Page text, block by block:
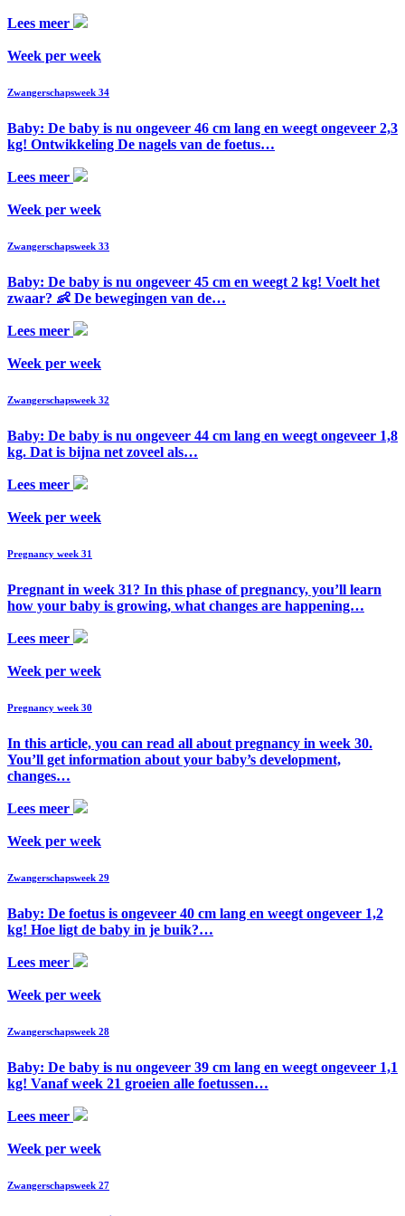
Lees meer
Week per week
Zwangerschapsweek 34
Baby: De baby is nu ongeveer 46 cm lang en weegt ongeveer 2,3
kg! Ontwikkeling De nagels van de foetus…
Lees meer
Week per week
Zwangerschapsweek 33
Baby: De baby is nu ongeveer 45 cm en weegt 2 kg! Voelt het
zwaar? 👶 De bewegingen van de…
Lees meer
Week per week
Zwangerschapsweek 32
Baby: De baby is nu ongeveer 44 cm lang en weegt ongeveer 1,8
kg. Dat is bijna net zoveel als…
Lees meer
Week per week
Pregnancy week 31
Pregnant in week 31? In this phase of pregnancy, you’ll learn
how your baby is growing, what changes are happening…
Lees meer
Week per week
Pregnancy week 30
In this article, you can read all about pregnancy in week 30.
You’ll get information about your baby’s development,
changes…
Lees meer
Week per week
Zwangerschapsweek 29
Baby: De foetus is ongeveer 40 cm lang en weegt ongeveer 1,2
kg! Hoe ligt de baby in je buik?…
Lees meer
Week per week
Zwangerschapsweek 28
Baby: De baby is nu ongeveer 39 cm lang en weegt ongeveer 1,1
kg! Vanaf week 21 groeien alle foetussen…
Lees meer
Week per week
Zwangerschapsweek 27